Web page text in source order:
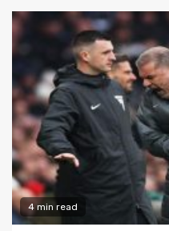
4 min read